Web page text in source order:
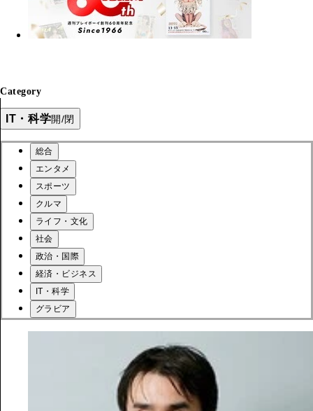
Category
IT・科学開/閉
総合
エンタメ
スポーツ
クルマ
ライフ・文化
社会
政治・国際
経済・ビジネス
IT・科学
グラビア